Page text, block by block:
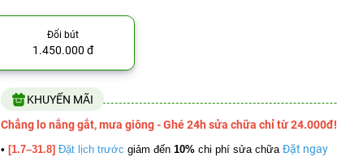
Đổi bút
1.450.000 đ
KHUYẾN MÃI
Chẳng lo nắng gắt, mưa giông - Ghé 24h sửa chữa chỉ từ 24.000đ!
• [1.7–31.8] Đặt lịch trước giảm đến 10% chi phí sửa chữa Đặt ngay